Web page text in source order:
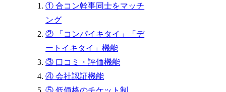
① 合コン幹事同士をマッチ
ング
② 「コンパイキタイ」「デ
ートイキタイ」機能
③ 口コミ・評価機能
④ 会社認証機能